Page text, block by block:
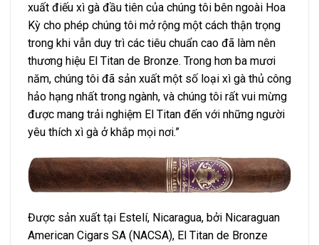
xuất điếu xì gà đầu tiên của chúng tôi bên ngoài Hoa
Kỳ cho phép chúng tôi mở rộng một cách thận trọng
trong khi vẫn duy trì các tiêu chuẩn cao đã làm nên
thương hiệu El Titan de Bronze. Trong hơn ba mươi
năm, chúng tôi đã sản xuất một số loại xì gà thủ công
hảo hạng nhất trong ngành, và chúng tôi rất vui mừng
được mang trải nghiệm El Titan đến với những người
yêu thích xì gà ở khắp mọi nơi.”
Được sản xuất tại Estelí, Nicaragua, bởi Nicaraguan
American Cigars SA (NACSA), El Titan de Bronze